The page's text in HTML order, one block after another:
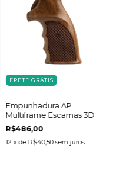
FRETE GRÁTIS
Empunhadura AP
Multiframe Escamas 3D
R$486,00
12 x de R$40,50 sem juros